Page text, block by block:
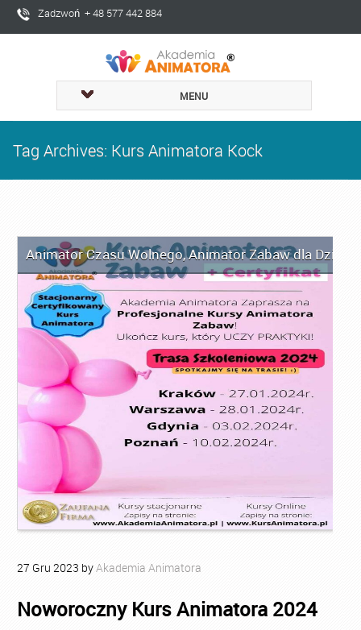
Zadzwoń + 48 577 442 884
MENU
Tag Archives: Kurs Animatora Kock
Animator Czasu Wolnego,Animator Zabaw dla Dzieci
27 Gru 2023 byAkademia Animatora
Noworoczny Kurs Animatora 2024